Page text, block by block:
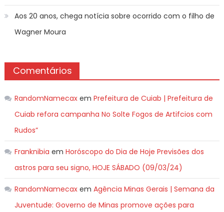
Aos 20 anos, chega notícia sobre ocorrido com o filho de
Wagner Moura
Comentários
RandomNamecaxem Prefeitura de Cuiab | Prefeitura de
Cuiab refora campanha No Solte Fogos de Artifcios com
Rudos”
Franknibia em Horóscopo do Dia de Hoje Previsões dos
astros para seu signo, HOJE SÁBADO (09/03/24)
RandomNamecaxem Agência Minas Gerais | Semana da
Juventude: Governo de Minas promove ações para